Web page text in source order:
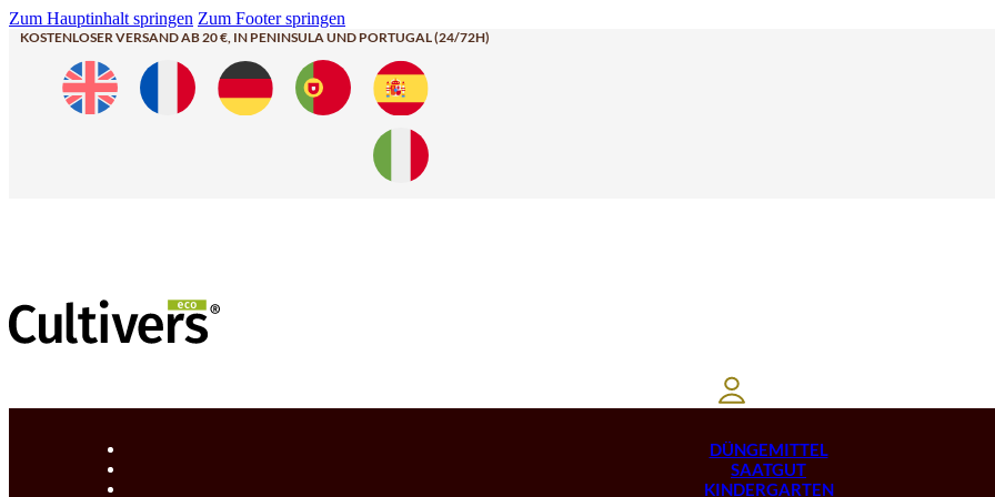
Zum Hauptinhalt springen Zum Footer springen
KOSTENLOSER VERSAND AB 20 €, IN PENINSULA UND PORTUGAL (24/72H)
DÜNGEMITTEL
SAATGUT
KINDERGARTEN